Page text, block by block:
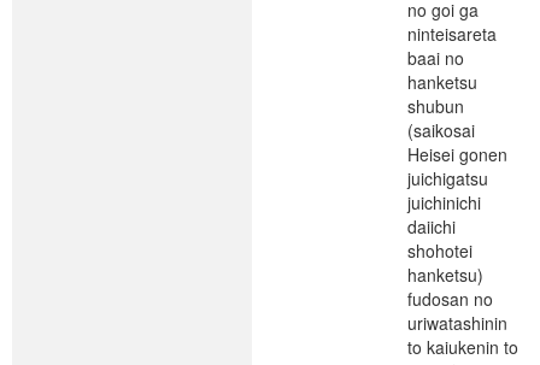
no goi ga
ninteisareta
baai no
hanketsu
shubun
(saikosai
Heisei gonen
juichigatsu
juichinichi
daiichi
shohotei
hanketsu)
fudosan no
uriwatashinin
to kaiukenin to